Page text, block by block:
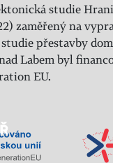
studie
zaměřený na
přestavby
Labem byl
EU.
spolek